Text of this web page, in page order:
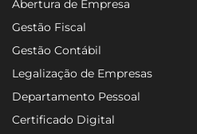
Holding Familiar
Abertura de Empresa
Gestão Fiscal
Gestão Contábil
Legalização de Empresas
Departamento Pessoal